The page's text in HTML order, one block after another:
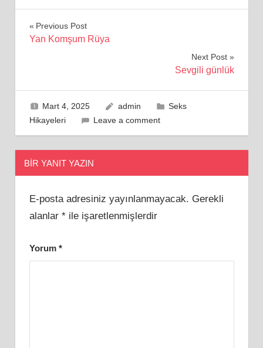
Yazı
Previous Post
Yan Komşum Rüya
Next Post
Sevgili günlük
Mart 4, 2025 admin
Seks
Hikayeleri
Leave a comment
BIR YANIT YAZIN
E-posta adresiniz yayınlanmayacak. Gerekli
alanlar *ile işaretlenmişlerdir
Yorum *